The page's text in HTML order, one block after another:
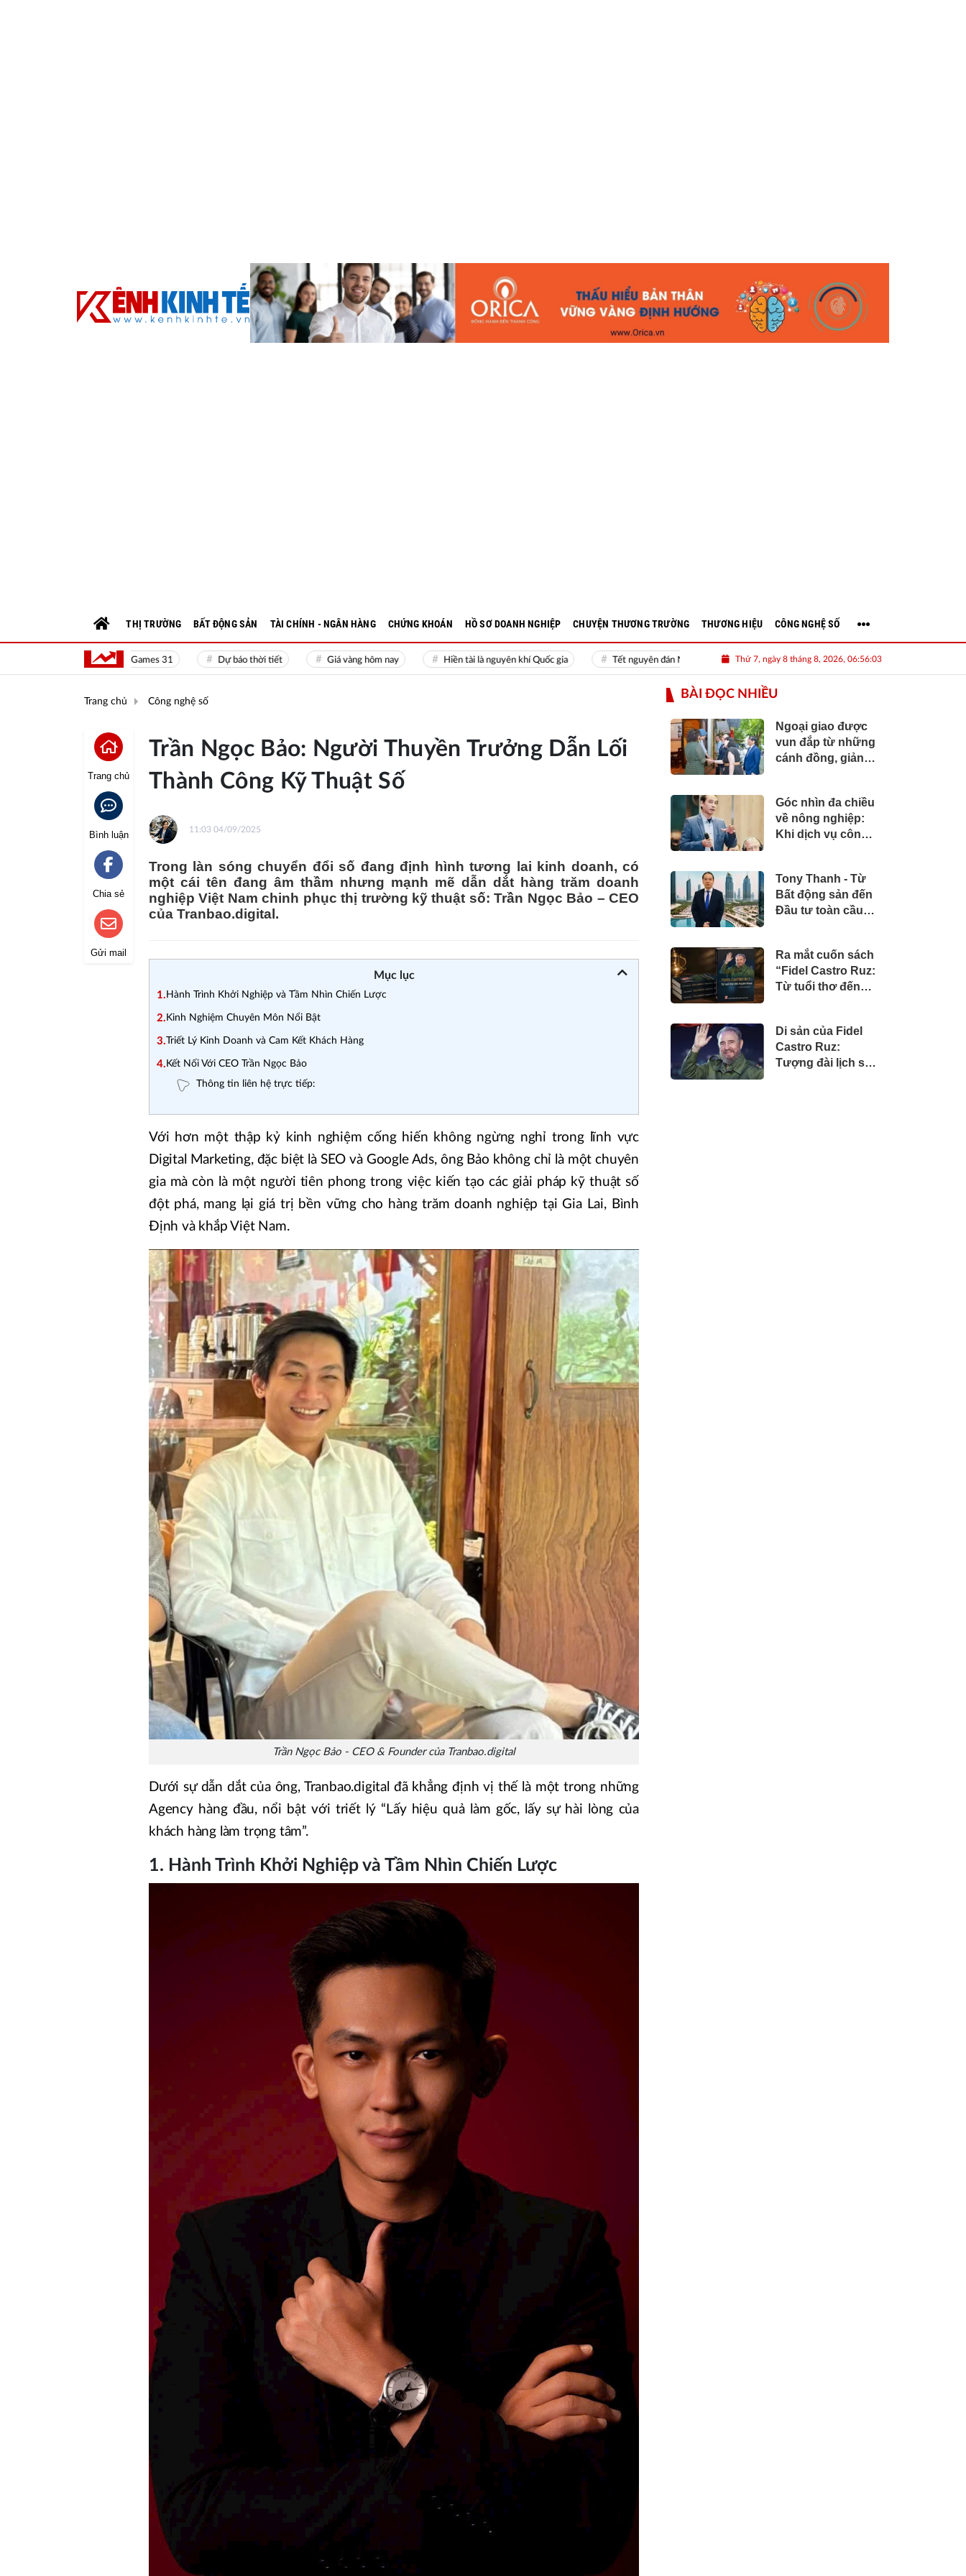
Sea Games 31 Dự báo thời tiết Giá vàng hôm nay Hiền tài là nguyên khí Quốc gia Tết nguyên đán Nhâm Dần 2022 Nguồn nhân lực Việt
Thứ 7, ngày 8 tháng 8, 2026, 06:56:04
THỊ TRƯỜNG BẤT ĐỘNG SẢN TÀI CHÍNH - NGÂN HÀNG CHỨNG KHOÁN HỒ SƠ DOANH NGHIỆP CHUYỆN THƯƠNG TRƯỜNG THƯƠNG HIỆU CÔNG NGHỆ SỐ
Trang chủ Công nghệ số
Trang chủ
Bình luận
Chia sẻ
Gửi mail
Trần Ngọc Bảo: Người Thuyền Trưởng Dẫn Lối
Thành Công Kỹ Thuật Số
11:03 04/09/2025
Trong làn sóng chuyển đổi số đang định hình tương lai kinh doanh, có
một cái tên đang âm thầm nhưng mạnh mẽ dẫn dắt hàng trăm doanh
nghiệp Việt Nam chinh phục thị trường kỹ thuật số: Trần Ngọc Bảo – CEO
của Tranbao.digital.
Mục lục
1. Hành Trình Khởi Nghiệp và Tầm Nhìn Chiến Lược
2. Kinh Nghiệm Chuyên Môn Nổi Bật
3.Triết Lý Kinh Doanh và Cam Kết Khách Hàng
4. Kết Nối Với CEO Trần Ngọc Bảo
Thông tin liên hệ trực tiếp:
Với hơn một thập kỷ kinh nghiệm cống hiến không ngừng nghỉ trong lĩnh vực
Digital Marketing, đặc biệt là SEO và Google Ads, ông Bảo không chỉ là một chuyên
gia mà còn là một người tiên phong trong việc kiến tạo các giải pháp kỹ thuật số
đột phá, mang lại giá trị bền vững cho hàng trăm doanh nghiệp tại Gia Lai, Bình
Định và khắp Việt Nam.
Trần Ngọc Bảo - CEO & Founder của Tranbao.digital
Dưới sự dẫn dắt của ông, Tranbao.digital đã khẳng định vị thế là một trong những
Agency hàng đầu, nổi bật với triết lý “Lấy hiệu quả làm gốc, lấy sự hài lòng của
khách hàng làm trọng tâm”.
1. Hành Trình Khởi Nghiệp và Tầm Nhìn Chiến Lược
BÀI ĐỌC NHIỀU
Ngoại giao được
vun đắp từ những
cánh đồng, giảng
Góc nhìn đa chiều
về nông nghiệp:
Khi dịch vụ công
Tony Thanh - Từ
Bất động sản đến
Đầu tư toàn cầu:
giá trị của một
doanh nhân Việt
tại Úc
Ra mắt cuốn sách
“Fidel Castro Ruz:
Từ tuổi thơ đến
Di sản của Fidel
Castro Ruz:
Tượng đài lịch sử,